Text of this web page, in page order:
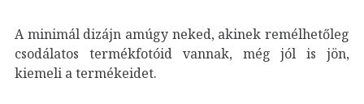
A minimál dizájn amúgy neked, akinek remélhetőleg
csodálatos termékfotóid vannak, még jól is jön,
kiemeli a termékeidet.